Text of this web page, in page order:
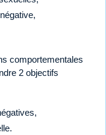
comportementales
2 objectifs